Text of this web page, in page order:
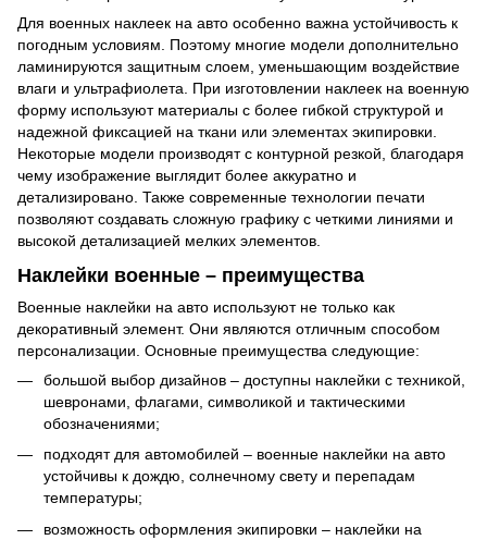
Для военных наклеек на авто особенно важна устойчивость к
погодным условиям. Поэтому многие модели дополнительно
ламинируются защитным слоем, уменьшающим воздействие
влаги и ультрафиолета. При изготовлении наклеек на военную
форму используют материалы с более гибкой структурой и
надежной фиксацией на ткани или элементах экипировки.
Некоторые модели производят с контурной резкой, благодаря
чему изображение выглядит более аккуратно и
детализировано. Также современные технологии печати
позволяют создавать сложную графику с четкими линиями и
высокой детализацией мелких элементов.
Наклейки военные – преимущества
Военные наклейки на авто используют не только как
декоративный элемент. Они являются отличным способом
персонализации. Основные преимущества следующие:
большой выбор дизайнов – доступны наклейки с техникой,
шевронами, флагами, символикой и тактическими
обозначениями;
подходят для автомобилей – военные наклейки на авто
устойчивы к дождю, солнечному свету и перепадам
температуры;
возможность оформления экипировки – наклейки на